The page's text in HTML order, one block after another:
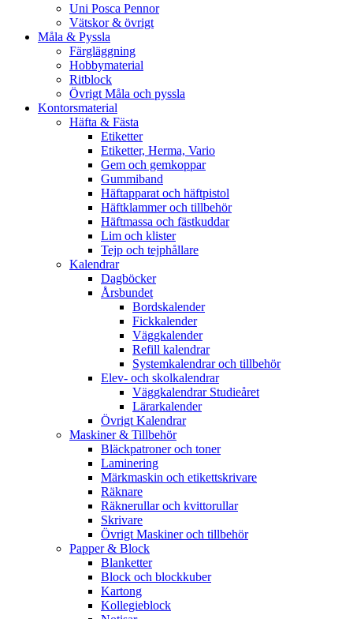
Uni Posca Pennor
Vätskor & övrigt
Måla & Pyssla
Färgläggning
Hobbymaterial
Ritblock
Övrigt Måla och pyssla
Kontorsmaterial
Häfta & Fästa
Etiketter
Etiketter, Herma, Vario
Gem och gemkoppar
Gummiband
Häftapparat och häftpistol
Häftklammer och tillbehör
Häftmassa och fästkuddar
Lim och klister
Tejp och tejphållare
Kalendrar
Dagböcker
Årsbundet
Bordskalender
Fickkalender
Väggkalender
Refill kalendrar
Systemkalendrar och tillbehör
Elev- och skolkalendrar
Väggkalendrar Studieåret
Lärarkalender
Övrigt Kalendrar
Maskiner & Tillbehör
Bläckpatroner och toner
Laminering
Märkmaskin och etikettskrivare
Räknare
Räknerullar och kvittorullar
Skrivare
Övrigt Maskiner och tillbehör
Papper & Block
Blanketter
Block och blockkuber
Kartong
Kollegieblock